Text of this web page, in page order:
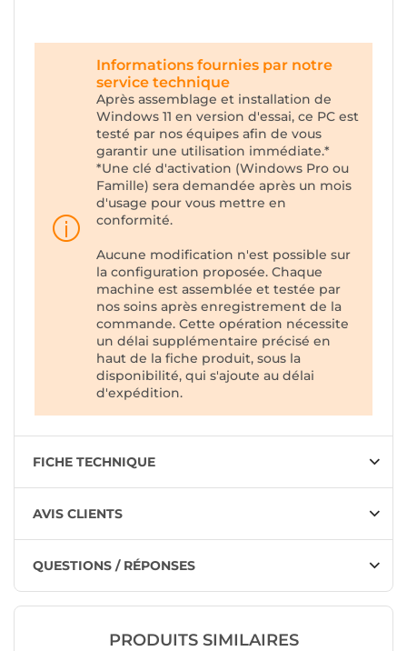
Informations fournies par notre
service technique
Après assemblage et installation de
Windows 11 en version d'essai, ce PC est
testé par nos équipes afin de vous
garantir une utilisation immédiate.*
*Une clé d'activation (Windows Pro ou
Famille) sera demandée après un mois
d'usage pour vous mettre en
conformité.
Aucune modification n'est possible sur
la configuration proposée. Chaque
machine est assemblée et testée par
nos soins après enregistrement de la
commande. Cette opération nécessite
un délai supplémentaire précisé en
haut de la fiche produit, sous la
disponibilité, qui s'ajoute au délai
d'expédition.
FICHE TECHNIQUE
AVIS CLIENTS
QUESTIONS / RÉPONSES
PRODUITS SIMILAIRES